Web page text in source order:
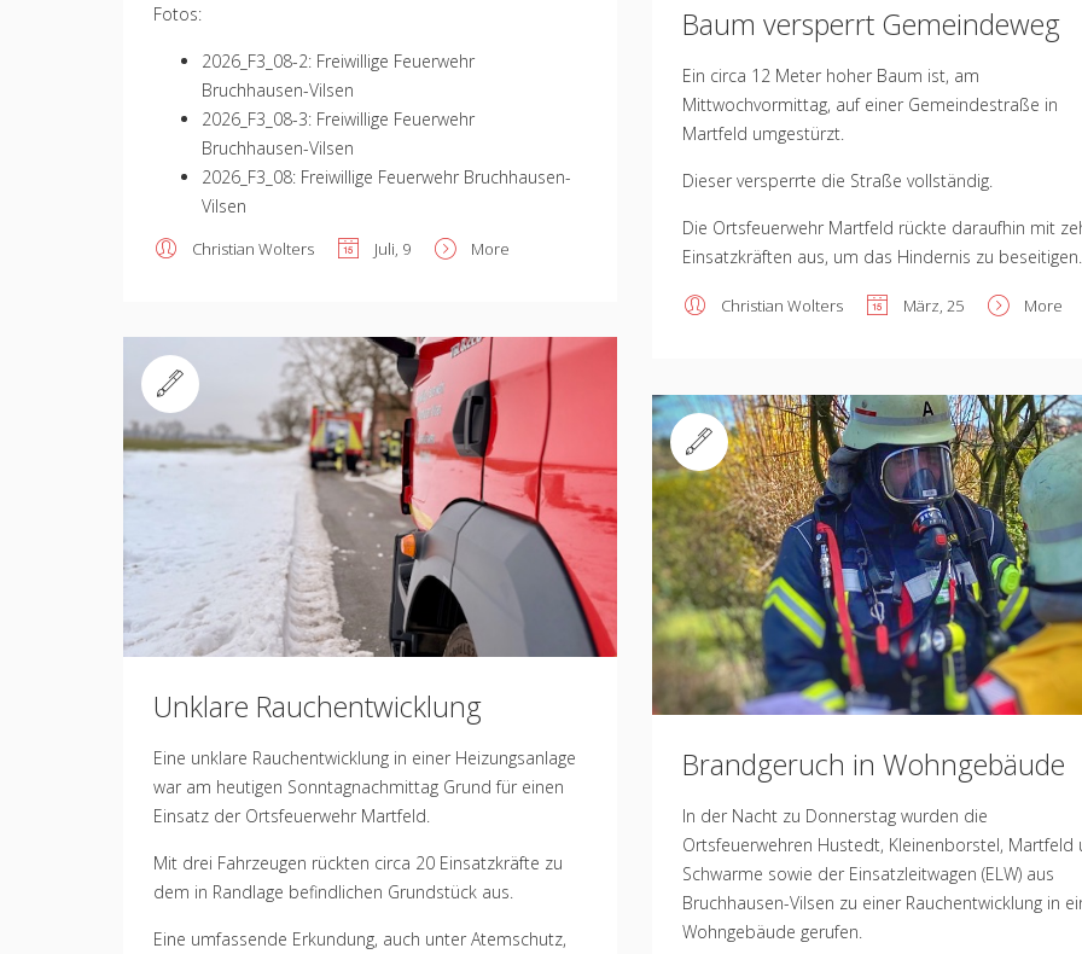
Fotos:
2026_F3_08-2: Freiwillige Feuerwehr
Bruchhausen-Vilsen
2026_F3_08-3: Freiwillige Feuerwehr
Bruchhausen-Vilsen
2026_F3_08: Freiwillige Feuerwehr Bruchhausen-
Vilsen
Christian Wolters Juli, 9 More
Baum versperrt Gemeindeweg
Ein circa 12 Meter hoher Baum ist, am
Mittwochvormittag, auf einer Gemeindestraße in
Martfeld umgestürzt.
Dieser versperrte die Straße vollständig.
Die Ortsfeuerwehr Martfeld rückte daraufhin mit
Einsatzkräften aus, um das Hindernis zu beseitigen.
Christian Wolters März, 25 More
Standard
Unklare Rauchentwicklung
Eine unklare Rauchentwicklung in einer Heizungsanlage
war am heutigen Sonntagnachmittag Grund für einen
Einsatz der Ortsfeuerwehr Martfeld.
Mit drei Fahrzeugen rückten circa 20 Einsatzkräfte zu
dem in Randlage befindlichen Grundstück aus.
Eine umfassende Erkundung, auch unter Atemschutz,
Standard
Brandgeruch in Wohngebäude
In der Nacht zu Donnerstag wurden die
Ortsfeuerwehren Hustedt, Kleinenborstel, Martfeld
Schwarme sowie der Einsatzleitwagen (ELW) aus
Bruchhausen-Vilsen zu einer Rauchentwicklung in
Wohngebäude gerufen.